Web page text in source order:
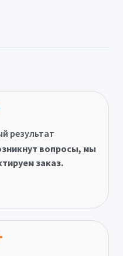
результат
вопросы, мы
заказ.